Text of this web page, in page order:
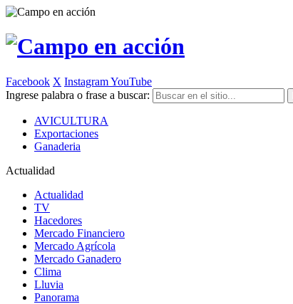
Facebook X InstagramYouTube
Ingrese palabra o frase a buscar:
AVICULTURA
Exportaciones
Ganaderia
Actualidad
Actualidad
TV
Hacedores
Mercado Financiero
Mercado Agrícola
Mercado Ganadero
Clima
Lluvia
Panorama